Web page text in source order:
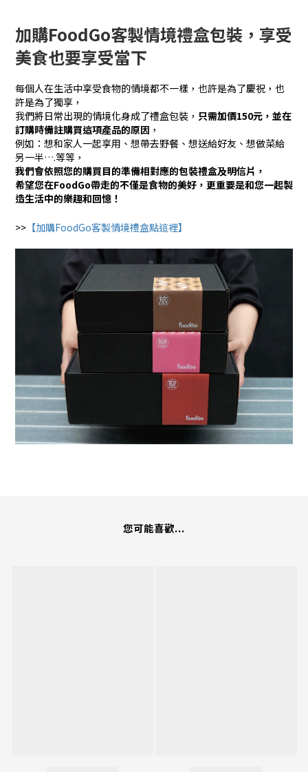
加購FoodGo客製情境禮盒包裝，享受
美食也要享受當下
每個人在生活中享受食物的情境都不一樣，也許是為了慶祝，也
許是為了獨享，
我們將日常出現的情境化身成了禮盒包裝， 只需加價150元，並在
訂購時備註購買這項產品的原因 ，
例如：想和家人一起享用、想帶去野餐、想送給好友、想做菜給
另一半….等等，
我們會依照您的購買目的準備相對應的包裝禮盒及明信片，
希望您在FoodGo帶走的不僅是食物的美好，更重要是和您一起製
造生活中的樂趣和回憶！
>> 【加購FoodGo客製情境禮盒點這裡】
您可能喜歡...